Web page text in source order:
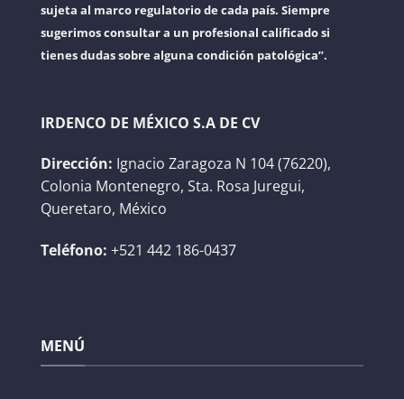
sujeta al marco regulatorio de cada país. Siempre
sugerimos consultar a un profesional calificado si
tienes dudas sobre alguna condición patológica”.
IRDENCO DE MÉXICO S.A DE CV
Dirección: Ignacio Zaragoza N 104 (76220),
Colonia Montenegro, Sta. Rosa Juregui,
Queretaro, México
Teléfono: +521 442 186-0437
MENÚ